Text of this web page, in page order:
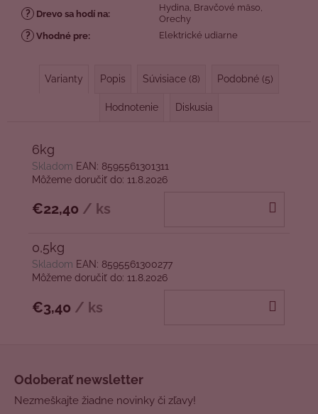
? Drevo sa hodí na:
Hydina, Bravčové mäso,
Orechy
? Vhodné pre: Elektrické udiarne
Varianty Popis Súvisiace (8) Podobné (5)
Hodnotenie Diskusia
6kg
Skladom EAN: 8595561301311
Môžeme doručiť do: 11.8.2026
€22,40 / ks
0,5kg
Skladom EAN: 8595561300277
Môžeme doručiť do: 11.8.2026
€3,40 / ks
Odoberať newsletter
Nezmeškajte žiadne novinky či zľavy!